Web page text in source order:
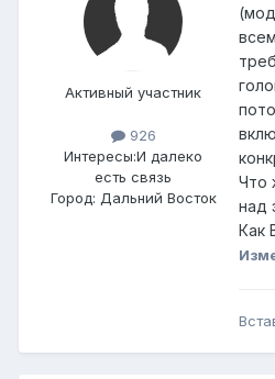
Активный участник
926
Интересы:И далеко
есть связь
Город: Дальний Восток
Что
над
Как